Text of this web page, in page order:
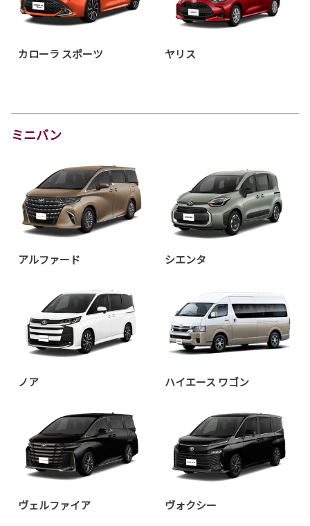
カローラ スポーツ ヤリス
ミニバン
アルファード シエンタ
ノア ハイエース ワゴン
ヴェルファイア ヴォクシー